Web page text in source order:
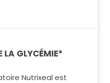
LA GLYCÉMIE*
Nutrixeal est